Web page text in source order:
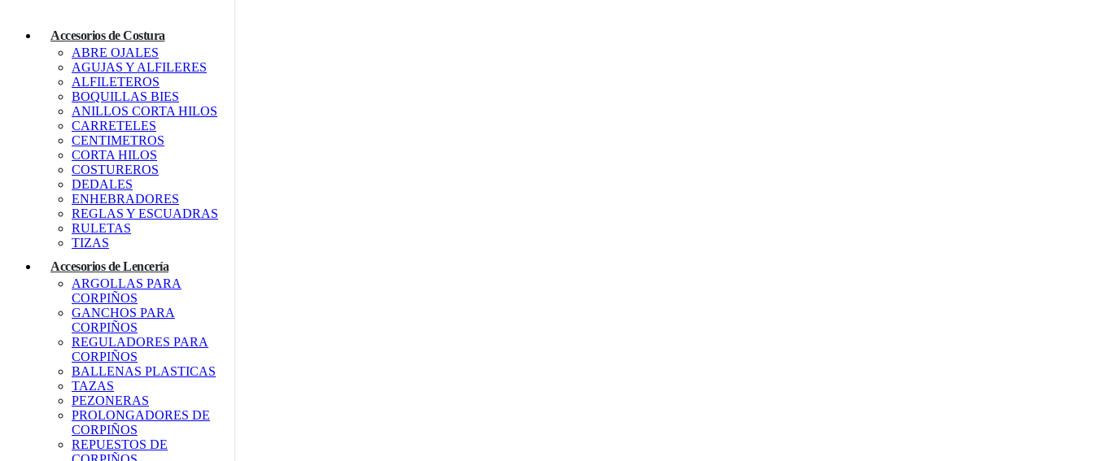
Accesorios de Costura
ABRE OJALES
AGUJAS Y ALFILERES
ALFILETEROS
BOQUILLAS BIES
ANILLOS CORTA HILOS
CARRETELES
CENTIMETROS
CORTA HILOS
COSTUREROS
DEDALES
ENHEBRADORES
REGLAS Y ESCUADRAS
RULETAS
TIZAS
Accesorios de Lencería
ARGOLLAS PARA
CORPIÑOS
GANCHOS PARA
CORPIÑOS
REGULADORES PARA
CORPIÑOS
BALLENAS PLASTICAS
TAZAS
PEZONERAS
PROLONGADORES DE
CORPIÑOS
REPUESTOS DE